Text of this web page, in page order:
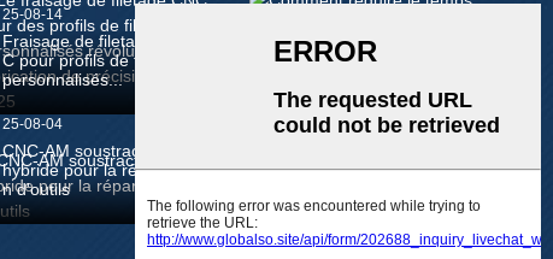
25-08-14
Fraisage de filetage CN
C pour profils de filetage
personnalisés...
de 50 % avec ...
25-08-04
CNC-AM soustractif ou
hybride pour la réparatio
n d'outils